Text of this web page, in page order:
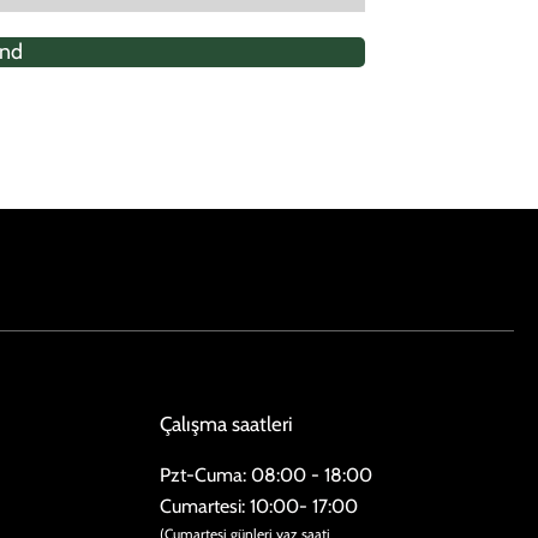
Çalışma saatleri
Pzt-Cuma: 08:00 - 18:00
​​Cumartesi: 10:00- 17:00
(Cumartesi günleri yaz saati